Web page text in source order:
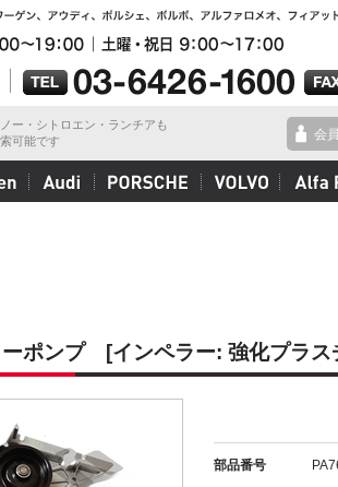
ノー・シトロエン・ランチアも
可能です
会
ーポンプ [インペラー: 強化プラス
部品番号